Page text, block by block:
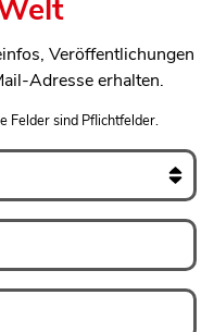
Veröffentlichungen
Adresse erhalten.
Felder sind Pflichtfelder.